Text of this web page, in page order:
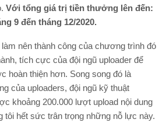
Với tổng giá trị tiền thưởng lên đến:
9 đến tháng 12/2020.
nên thành công của chương trình đó
tích cực của đội ngũ uploader để
hoàn thiện hơn. Song song đó là
của uploaders, đội ngũ kỹ thuật
khoảng 200.000 lượt upload nội dung
tôi hết sức trân trọng những nỗ lực này.